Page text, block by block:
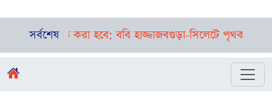
সর্বশেষ
প্রস্তুত করা হবে: ববি হাজ্জাজবগুড়া-সিলেটে পৃথক দুর্ঘটনা, এক